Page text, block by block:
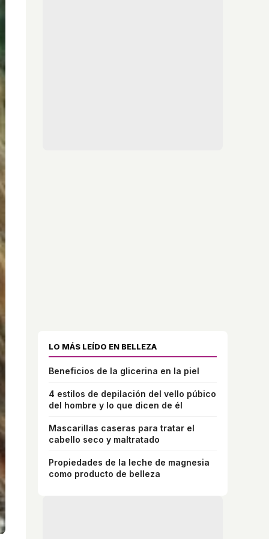
LO MÁS LEÍDO EN BELLEZA
Beneficios de la glicerina en la piel
4 estilos de depilación del vello púbico
del hombre y lo que dicen de él
Mascarillas caseras para tratar el
cabello seco y maltratado
Propiedades de la leche de magnesia
como producto de belleza